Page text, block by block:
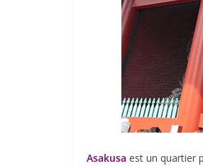
Asakusa est un quartier